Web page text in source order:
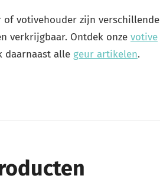
of votivehouder zijn verschillende
verkrijgbaar. Ontdek onze votive
daarnaast alle geur artikelen.